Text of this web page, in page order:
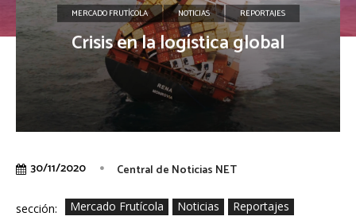
MERCADO FRUTÍCOLA NOTICIAS REPORTAJES
Crisis en la logística global
30/11/2020 Central de Noticias NET
sección: Mercado Frutícola Noticias Reportajes